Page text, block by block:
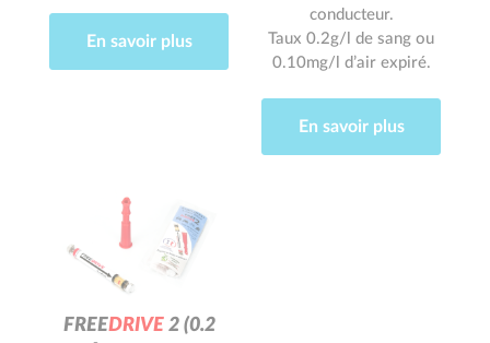
En savoir plus
conducteur.
Taux 0.2g/l de sang ou
0.10mg/l d’air expiré.
En savoir plus
FREEDRIVE 2(0.2